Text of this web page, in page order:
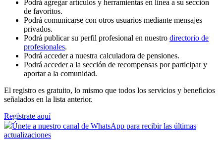
Podrá agregar artículos y herramientas en línea a su sección
de favoritos.
Podrá comunicarse con otros usuarios mediante mensajes
privados.
Podrá publicar su perfil profesional en nuestro directorio de
profesionales.
Podrá acceder a nuestra calculadora de pensiones.
Podrá acceder a la sección de recompensas por participar y
aportar a la comunidad.
El registro es gratuito, lo mismo que todos los servicios y beneficios
señalados en la lista anterior.
Regístrate aquí
Únete a nuestro canal de WhatsApp para recibir las últimas
actualizaciones